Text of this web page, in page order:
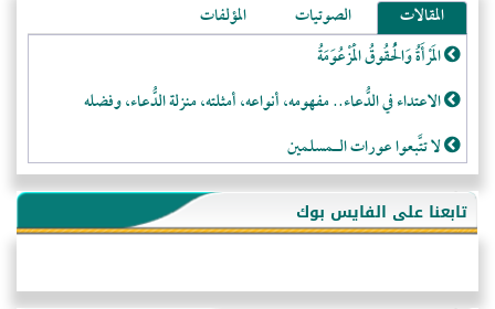
المقالات الصوتيات
المؤلفات
المَرْأَةُ وَالْحُقُوقُ الْمَزْعُوَمَةُ
الاعتداء في الدُّعاء.. مفهومه، أنواعه، أمثلته، منزلة الدُّعاء، وفضله
لا تتَّبعوا عورات الـمسلمين
فقه النَّصيحة عند الصَّحابة الكرام رضي الله عنهم
لَا عِزَّةَ إِلَّا بِالإِسْلَامِ
هذه سبيلنا فماذا تنقمون؟!
تابعنا على الفايس بوك